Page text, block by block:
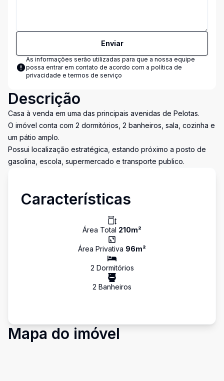
Enviar
As informações serão utilizadas para que a nossa equipe
possa entrar em contato de acordo com a política de
privacidade e termos de serviço
Descrição
Casa à venda em uma das principais avenidas de Pelotas.
O imóvel conta com 2 dormitórios, 2 banheiros, sala, cozinha e
um pátio amplo.
Possui localização estratégica, estando próximo a posto de
gasolina, escola, supermercado e transporte publico.
Características
Área Total 210m²
Área Privativa 96m²
2 Dormitórios
2 Banheiros
Mapa do imóvel